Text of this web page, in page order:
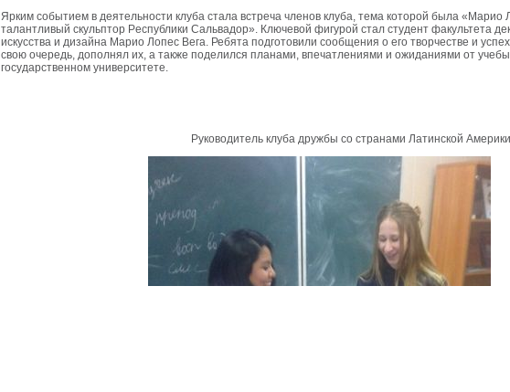
Ярким событием в деятельности клуба стала встреча членов клуба, тема которой была «Марио
талантливый скульптор Pеспублики Сальвадор». Ключевой фигурой стал студент факультета
искусства и дизайна Марио Лопес Вега. Ребята подготовили сообщения о его творчестве и
свою очередь, дополнял их, а также поделился планами, впечатлениями и ожиданиями от
государственном университете.
Руководитель клуба дружбы со странами Латинской